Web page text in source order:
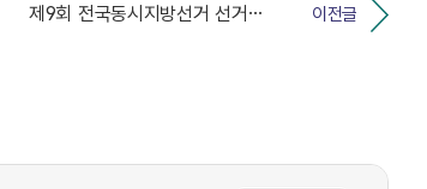
이전글
제9회 전국동시지방선거 선거비용 실사 보조요원 서류전형...